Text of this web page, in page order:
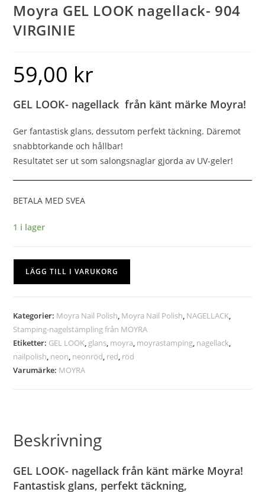
Moyra GEL LOOK nagellack- 904
VIRGINIE
59,00 kr
GEL LOOK- nagellack från känt märke Moyra!
Ger fantastisk glans, dessutom perfekt täckning. Däremot
snabbtorkande och hållbar!
Resultatet ser ut som salongsnaglar gjorda av UV-geler!
BETALA MED SVEA
1 i lager
LÄGG TILL I VARUKORG
Kategorier: Moyra Nail Polish, Moyra Nail Polish, NAGELLACK,
Stamping-nagelstämpling från MOYRA
Etiketter: GEL LOOK, glans, moyra, moyrastamping, nagellack,
nailpolish, neon, neonröd, red, röd
Varumärke: MOYRA
Beskrivning
GEL LOOK- nagellack från känt märke Moyra!
Fantastisk glans, perfekt täckning,